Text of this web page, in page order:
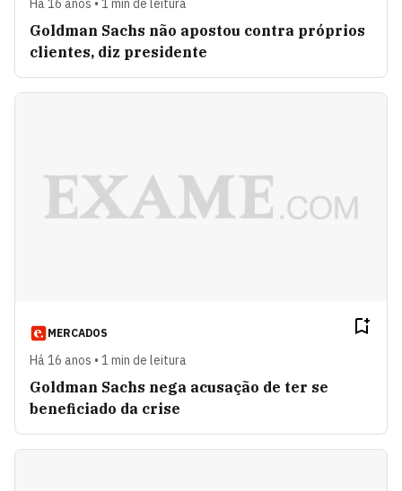
Goldman Sachs não apostou contra próprios
clientes, diz presidente
MERCADOS
Há 16 anos • 1 min de leitura
Goldman Sachs nega acusação de ter se
beneficiado da crise